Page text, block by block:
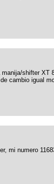
shifter XT
cambio igual
mi numero